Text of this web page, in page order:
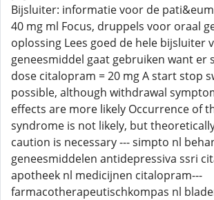
Bijsluiter: informatie voor de
40 mg ml Focus, druppels voor oraal
oplossing Lees goed de hele bijsluiter
geneesmiddel gaat gebruiken want er
dose citalopram = 20 mg A start stop
possible, although withdrawal
effects are more likely Occurrence of
syndrome is not likely, but
caution is necessary --- simpto nl
geneesmiddelen antidepressiva ssri
apotheek nl medicijnen citalopram---
farmacotherapeutischkompas nl